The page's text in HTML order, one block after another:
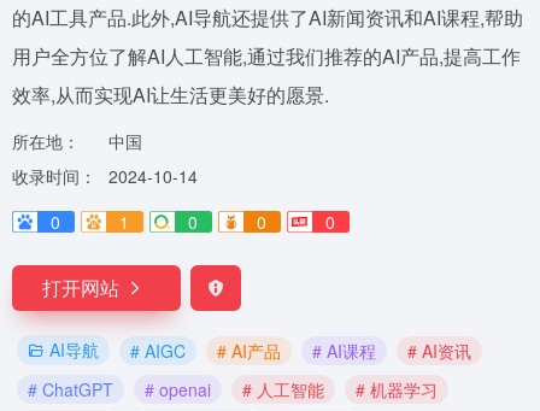
的AI工具产品.此外,AI导航还提供了AI新闻资讯和AI课程,帮助
用户全方位了解AI人工智能,通过我们推荐的AI产品,提高工作
效率,从而实现AI让生活更美好的愿景.
所在地：
中国
收录时间：
2024-10-14
0
1 0 0 0
打开网站
AI导航 # AIGC # AI产品 # AI课程
# AI资讯
# ChatGPT
# openai # 人工智能
# 机器学习